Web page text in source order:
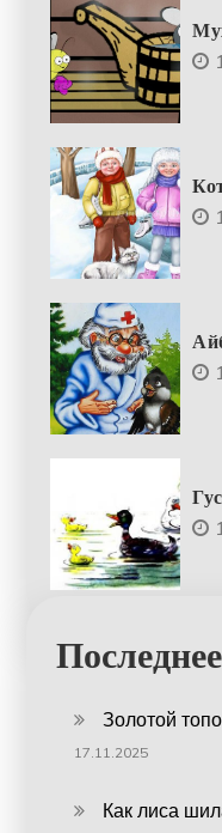
Последнее
Золотой
17.11.2025
Как лиса